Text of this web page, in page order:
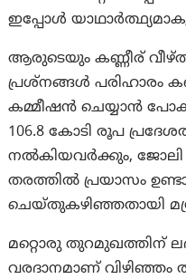
ഇപ്പോൾ
ആരുടെയും കണ്ണീര്
പ്രശ്‌നങ്ങൾ പരിഹാരം
കമ്മീഷൻ ചെയ്യാൻ
106.8 കോടി രൂപ
നൽകിയവർക്കും, ജോലി
തരത്തിൽ പ്രയാസം
ചെയ്തുകഴിഞ്ഞതായി
മറ്റൊരു തുറമുഖത്തിന്
വരദാനമാണ് വിഴിഞ്ഞം